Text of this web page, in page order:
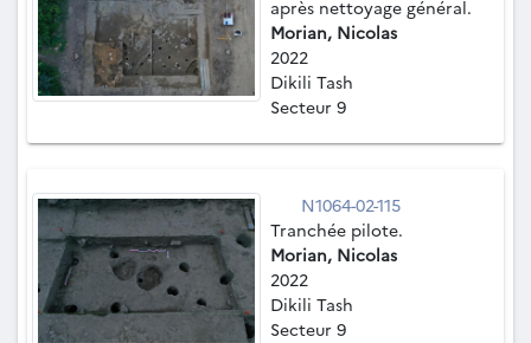
après nettoyage général.
Morian, Nicolas
2022
Dikili Tash
Secteur 9
N1064-02-115
Tranchée pilote.
Morian, Nicolas
2022
Dikili Tash
Secteur 9